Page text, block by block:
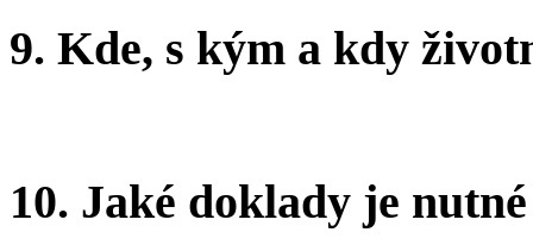
9. Kde, s kým a kdy
10. Jaké doklady je